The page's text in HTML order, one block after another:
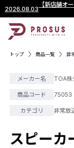
2026.08.03
【新店舗オ
トップ 商品一覧 非
メーカー名 TOA株
商品コード 75053
カテゴリ 非常放
スピーカ